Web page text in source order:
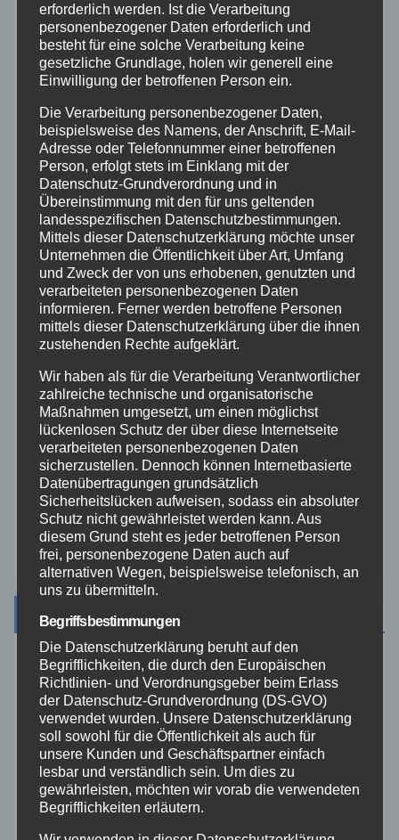
Feuerwehr
Hilfsorganisationen
Mayen-Koblenz
Neuwied
Polizei
Rettungsdienst
Rhein-Lahn
THW
Veranstaltungen
Video
Westerwald
Zoll
Archiv
August 2026
Juli 2026
Juni 2026
Mai 2026
erforderlich werden. Ist die Verarbeitung
personenbezogener Daten erforderlich und
besteht für eine solche Verarbeitung keine
gesetzliche Grundlage, holen wir generell eine
Einwilligung der betroffenen Person ein.
Die Verarbeitung personenbezogener Daten,
beispielsweise des Namens, der Anschrift, E-Mail-
Adresse oder Telefonnummer einer betroffenen
Person, erfolgt stets im Einklang mit der
Datenschutz-Grundverordnung und in
Übereinstimmung mit den für uns geltenden
landesspezifischen Datenschutzbestimmungen.
Mittels dieser Datenschutzerklärung möchte unser
Unternehmen die Öffentlichkeit über Art, Umfang
und Zweck der von uns erhobenen, genutzten und
verarbeiteten personenbezogenen Daten
informieren. Ferner werden betroffene Personen
mittels dieser Datenschutzerklärung über die ihnen
zustehenden Rechte aufgeklärt.
Wir haben als für die Verarbeitung Verantwortlicher
zahlreiche technische und organisatorische
Maßnahmen umgesetzt, um einen möglichst
lückenlosen Schutz der über diese Internetseite
verarbeiteten personenbezogenen Daten
sicherzustellen. Dennoch können Internetbasierte
Datenübertragungen grundsätzlich
Sicherheitslücken aufweisen, sodass ein absoluter
Schutz nicht gewährleistet werden kann. Aus
diesem Grund steht es jeder betroffenen Person
frei, personenbezogene Daten auch auf
alternativen Wegen, beispielsweise telefonisch, an
uns zu übermitteln.
Begriffsbestimmungen
Die Datenschutzerklärung beruht auf den
Begrifflichkeiten, die durch den Europäischen
Richtlinien- und Verordnungsgeber beim Erlass
der Datenschutz-Grundverordnung (DS-GVO)
verwendet wurden. Unsere Datenschutzerklärung
soll sowohl für die Öffentlichkeit als auch für
unsere Kunden und Geschäftspartner einfach
lesbar und verständlich sein. Um dies zu
gewährleisten, möchten wir vorab die verwendeten
Begrifflichkeiten erläutern.